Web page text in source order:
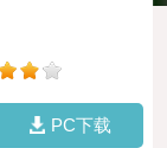
PC下载